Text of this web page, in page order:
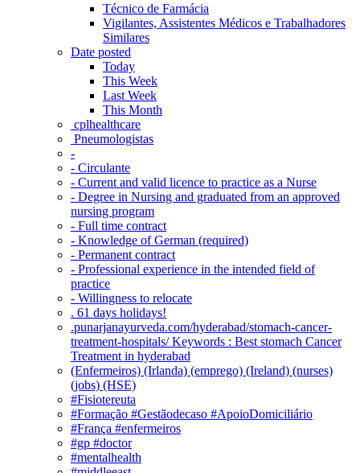
Técnico de Farmácia
Vigilantes, Assistentes Médicos e Trabalhadores
Similares
Date posted
Today
This Week
Last Week
This Month
‎ cplhealthcare‬
Pneumologistas
-
- Circulante
- Current and valid licence to practice as a Nurse
- Degree in Nursing and graduated from an approved
nursing program
- Full time contract
- Knowledge of German (required)
- Permanent contract
- Professional experience in the intended field of
practice
- Willingness to relocate
. 61 days holidays!
.punarjanayurveda.com/hyderabad/stomach-cancer-
treatment-hospitals/ Keywords : Best stomach Cancer
Treatment in hyderabad
(Enfermeiros) (Irlanda) (emprego) (Ireland) (nurses)
(jobs) (HSE)
#Fisiotereuta
#Formação #Gestãodecaso #ApoioDomiciliário
#França #enfermeiros
#gp #doctor
#mentalhealth